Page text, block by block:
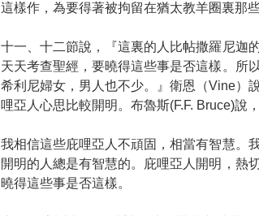
這樣作，為要得著被拘留在猶太教羊圈裏那
十一、十二節說，『這裏的人比帖撒羅尼迦
天天考查聖經，要曉得這些事是否這樣。所
希利尼婦女，男人也不少。』衛恩（Vine）
哩亞人心思比較開明。布魯斯(F.F. Bruce)說
我相信這些庇哩亞人不頑固，相當有智慧。
開明的人總是有智慧的。庇哩亞人開明，熱
曉得這些事是否這樣。